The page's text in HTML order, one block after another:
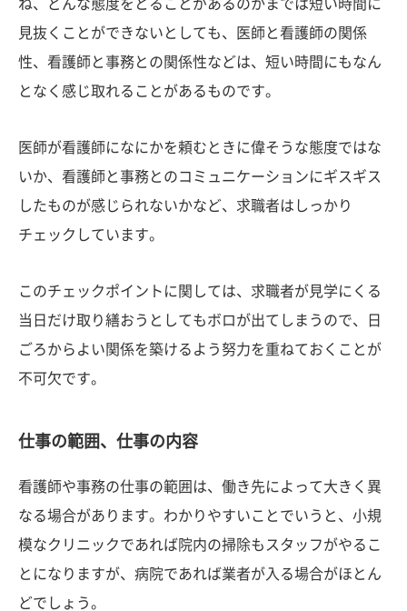
ね、どんな態度をとることがあるのかまでは短い時間に
見抜くことができないとしても、医師と看護師の関係
性、看護師と事務との関係性などは、短い時間にもなん
となく感じ取れることがあるものです。
医師が看護師になにかを頼むときに偉そうな態度ではな
いか、看護師と事務とのコミュニケーションにギスギス
したものが感じられないかなど、求職者はしっかり
チェックしています。
このチェックポイントに関しては、求職者が見学にくる
当日だけ取り繕おうとしてもボロが出てしまうので、日
ごろからよい関係を築けるよう努力を重ねておくことが
不可欠です。
仕事の範囲、仕事の内容
看護師や事務の仕事の範囲は、働き先によって大きく異
なる場合があります。わかりやすいことでいうと、小規
模なクリニックであれば院内の掃除もスタッフがやるこ
とになりますが、病院であれば業者が入る場合がほとん
どでしょう。